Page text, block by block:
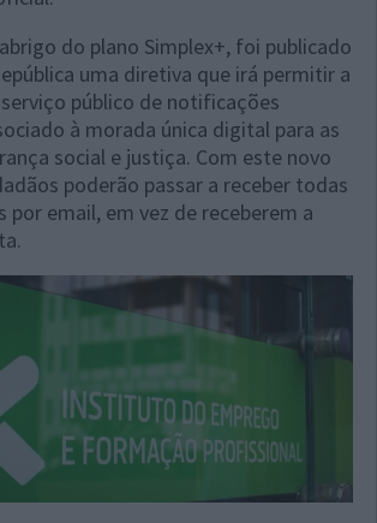
do plano Simplex+, foi publicado
uma diretiva que irá permitir a
público de notificações
à morada única digital para as
social e justiça. Com este novo
poderão passar a receber todas
por email, em vez de receberem a